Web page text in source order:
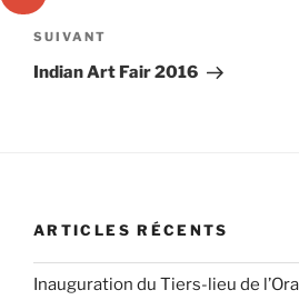
Article
suivant
SUIVANT
Indian Art Fair 2016
ARTICLES RÉCENTS
Inauguration du Tiers-lieu de